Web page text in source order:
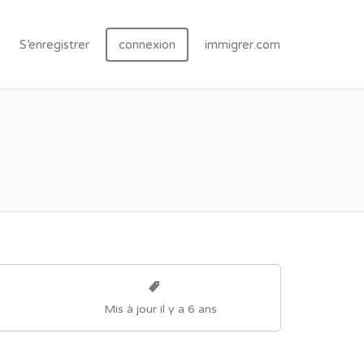
S’enregistrer connexion immigrer.com
Mis à jour il y a 6 ans